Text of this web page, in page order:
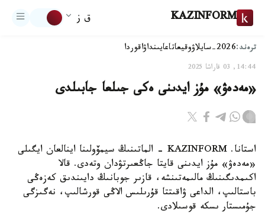
KAZINFORM ق ز
ترەند:2026-سايلاۋ وقيعاتاعايىنداۋاقوردا
14:44, 03 قاراشا 2025
«مەدەۋ» مۇز ايدىنى ەكى جىلعا جابىلدى
استانا. KAZINFORM - الماتىنىڭ سيمۆولىنا اينالعان ايگىلى
«مەدەۋ» مۇز ايدىنى قايتا جاڭعىرتۋدان وتەدى. قالا
اكىمدىگىنىڭ مالىمەتىنشە، قازىر جوبانىڭ دايىندىق كەزەڭى
باستالىپ، الداعى ۋاقىتتا قۇرىلىس الاڭى قورشالىپ، نەگىزگى
جۇمىستار ىسكە قوسىلادى.